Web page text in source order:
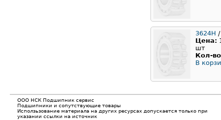
3624Н /
Цена:
шт
Кол-
В
ООО НСК Подшипник сервис
Подшипники и сопутствующие товары
Исползьзование материала на других ресурсах допускается только при
указании ссылки на источник